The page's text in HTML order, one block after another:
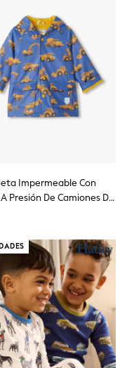
Impermeable Con
Presión De Camiones De
De Hatley